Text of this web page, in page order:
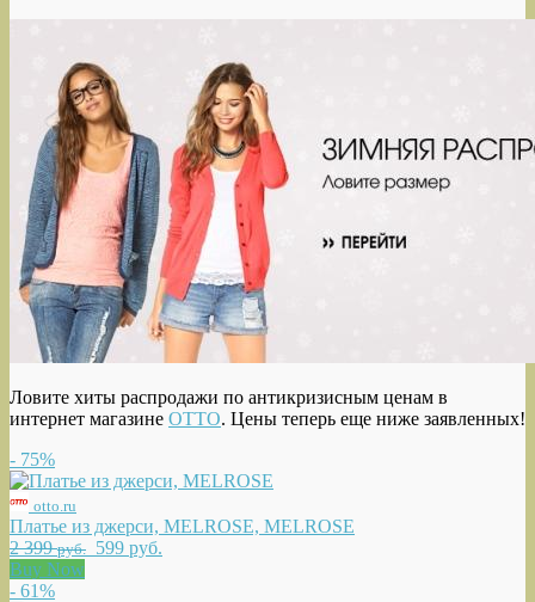
Ловите хиты распродажи по антикризисным ценам в
интернет магазине OTTO. Цены теперь еще ниже заявленных!
- 75%
otto.ru
Платье из джерси, MELROSE, MELROSE
2 399руб. 599 руб.
Buy Now
- 61%